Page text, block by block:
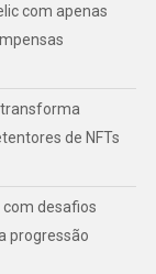
com apenas
transforma
de NFTs
desafios
progressão